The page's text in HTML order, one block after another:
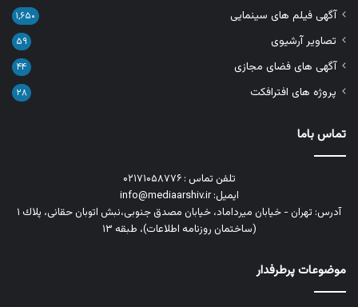
آگهی فیلم های سینمایی ۱,۶۵۰
تصاویر آرشیوی ۵۹
آگهی های فضای مجازی ۴۴
پروژه های افترافکت ۲۸
تماس باما
تلفن تماس : ۰۲۱۷۱۰۵۸۷۷۶
ایمیل: info@mediaarshiv.ir
آدرس: تهران - خیابان میرداماد، خیابان مصدق جنوبی،نبش اتوبان حقانی، پلاك ١
(ساختمان روزنامه اطلاعات)، طبقه ۱۳
موضوعات پرطرفدار